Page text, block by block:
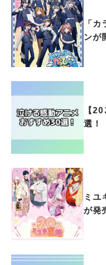
「
ンが
【
選！
ミユ
が発